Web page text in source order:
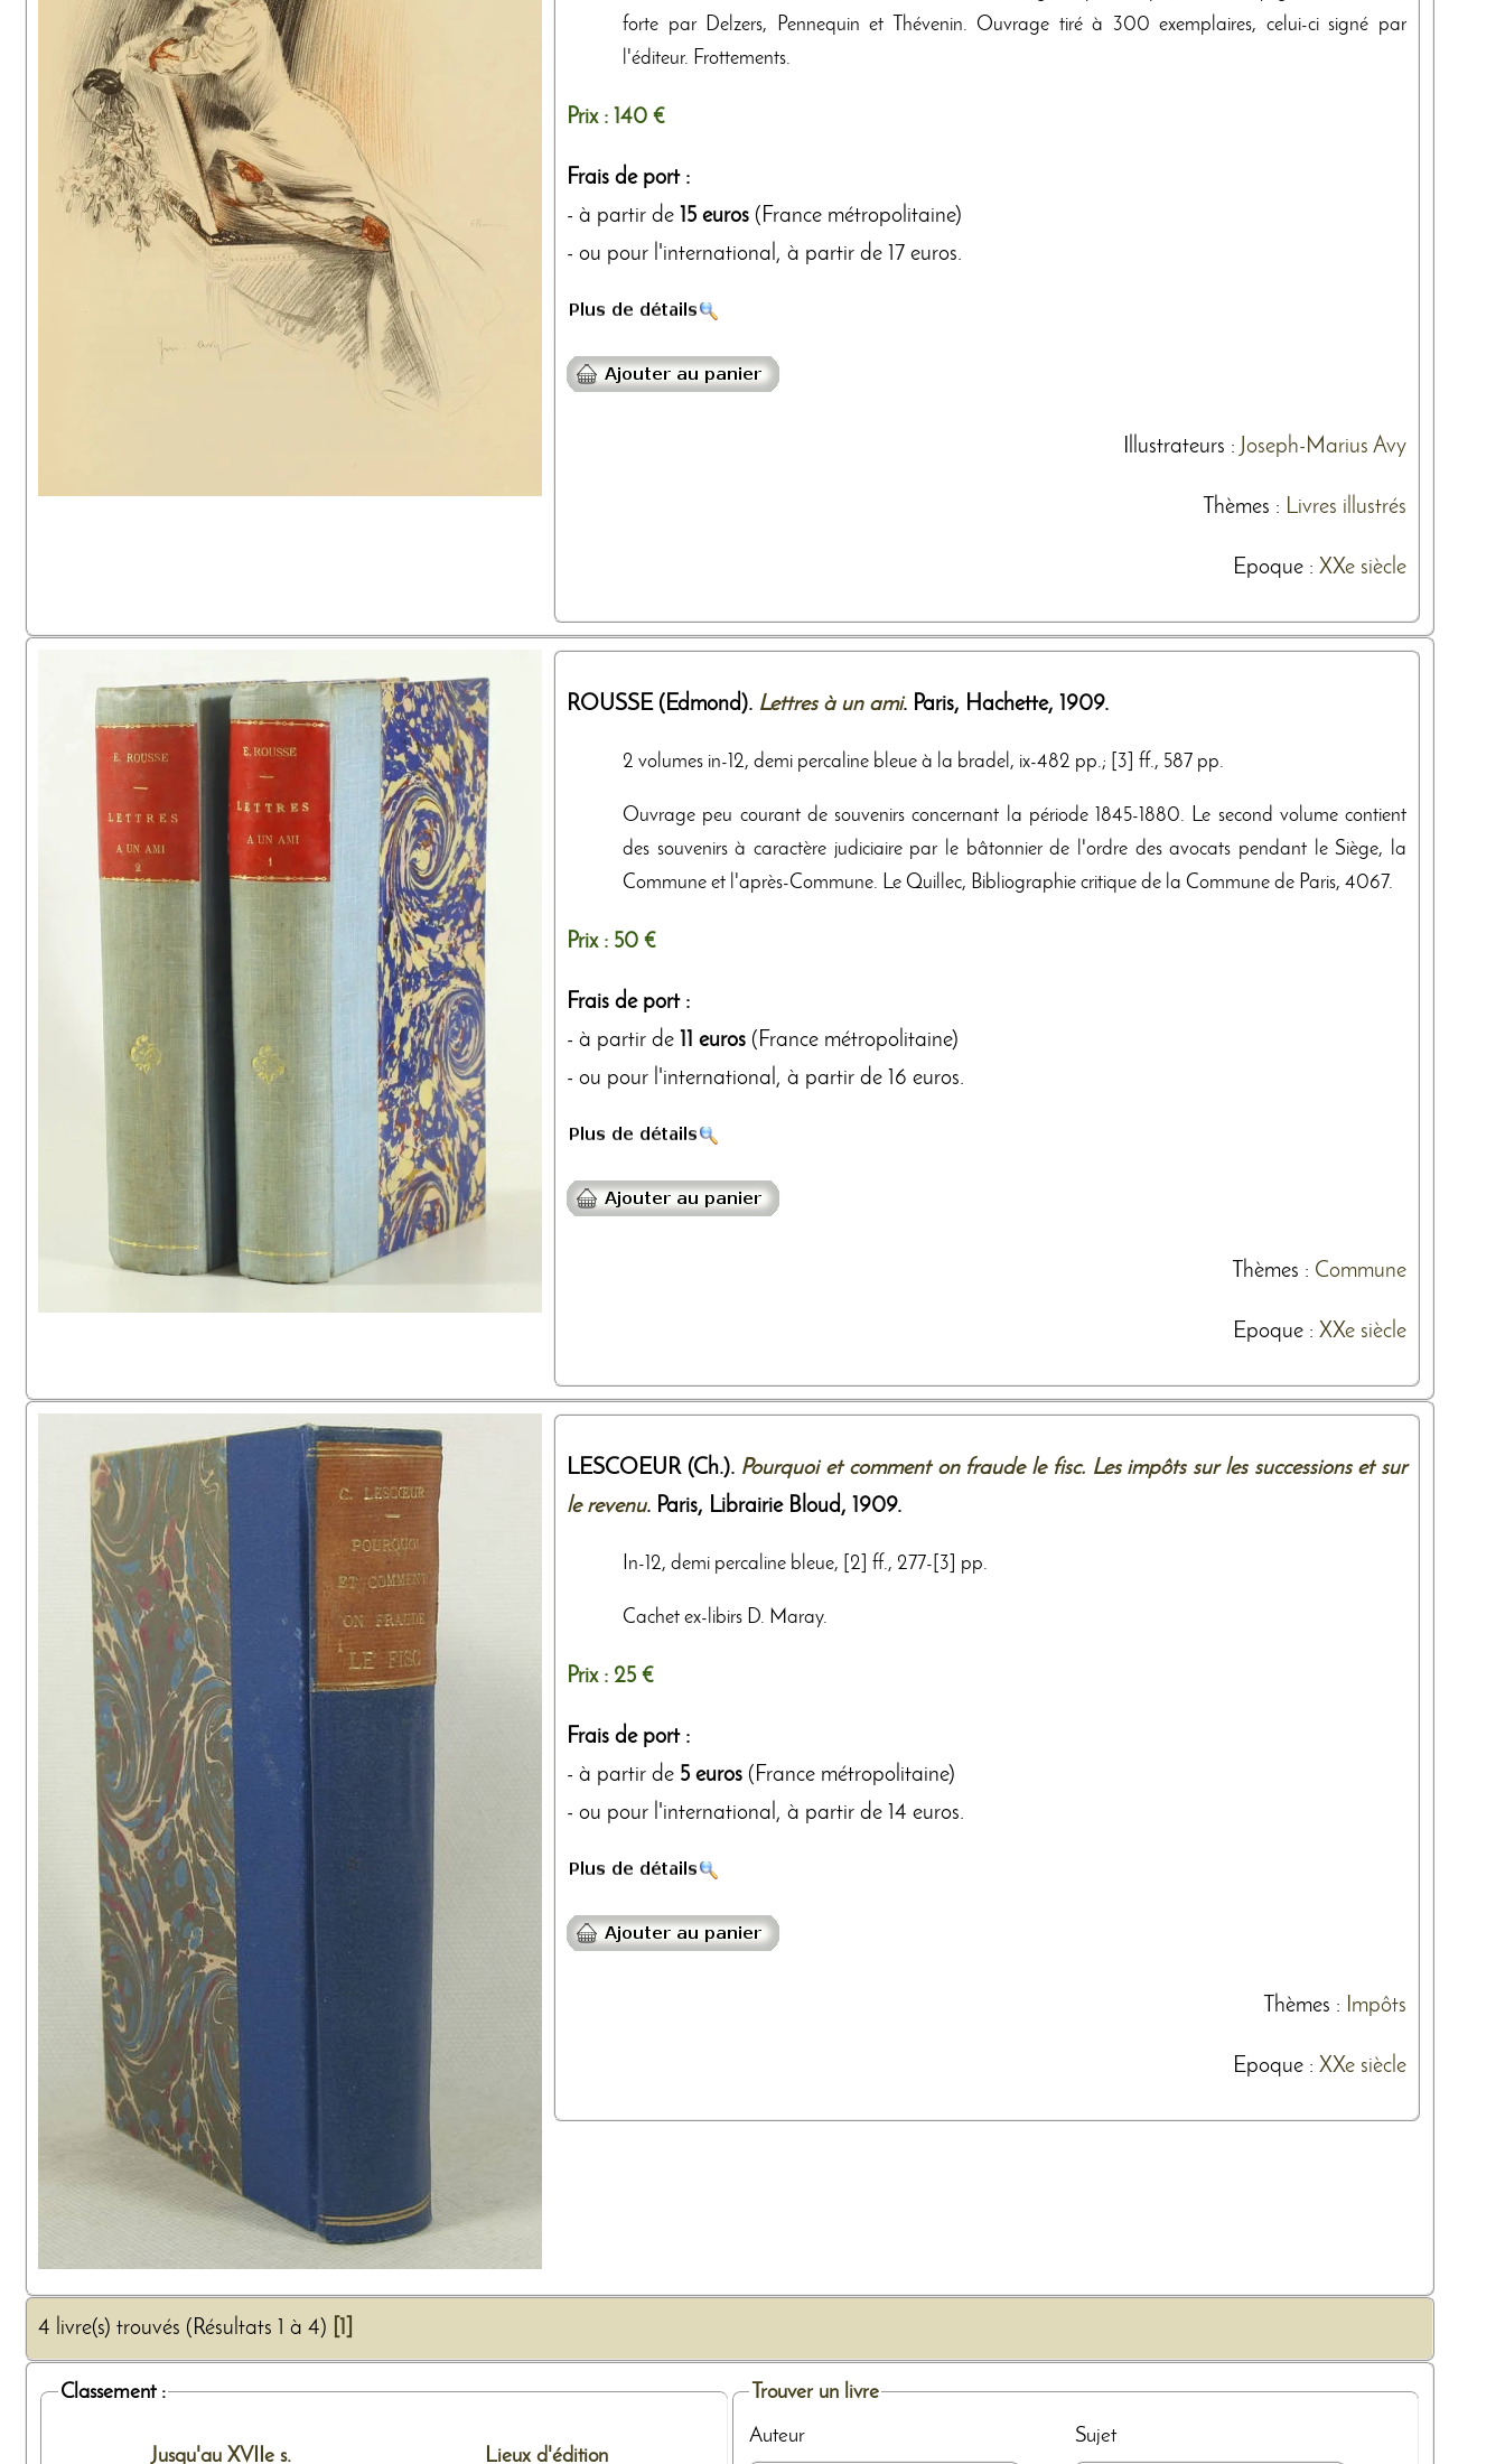
forte par Delzers, Pennequin et Thévenin. Ouvrage tiré à 300 exemplaires, celui-ci signé par
l'éditeur. Frottements.
Prix : 140 €
Frais de port :
- à partir de 15 euros (France métropolitaine)
- ou pour l'international, à partir de 17 euros.
Illustrateurs : Joseph-Marius Avy
Thèmes : Livres illustrés
Epoque : XXe siècle
ROUSSE (Edmond). Lettres à un ami. Paris, Hachette, 1909.
2 volumes in-12, demi percaline bleue à la bradel, ix-482 pp.; [3] ff., 587 pp.
Ouvrage peu courant de souvenirs concernant la période 1845-1880. Le second volume contient
des souvenirs à caractère judiciaire par le bâtonnier de l'ordre des avocats pendant le Siège, la
Commune et l'après-Commune. Le Quillec, Bibliographie critique de la Commune de Paris, 4067.
Prix : 50 €
Frais de port :
- à partir de 11 euros (France métropolitaine)
- ou pour l'international, à partir de 16 euros.
Thèmes : Commune
Epoque : XXe siècle
LESCOEUR (Ch.). Pourquoi et comment on fraude le fisc. Les impôts sur les successions et sur
le revenu. Paris, Librairie Bloud, 1909.
In-12, demi percaline bleue, [2] ff., 277-[3] pp.
Cachet ex-libirs D. Maray.
Prix : 25 €
Frais de port :
- à partir de 5 euros (France métropolitaine)
- ou pour l'international, à partir de 14 euros.
Thèmes : Impôts
Epoque : XXe siècle
4 livre(s) trouvés (Résultats 1 à 4)
Classement :
Jusqu'au XVIIe s. Lieux d'édition
Trouver un livre
Auteur
Sujet